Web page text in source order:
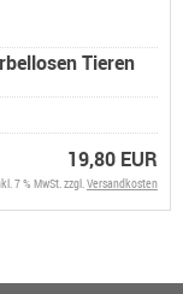
Tieren
19,80 EUR
7 % MwSt. zzgl. Versandkosten